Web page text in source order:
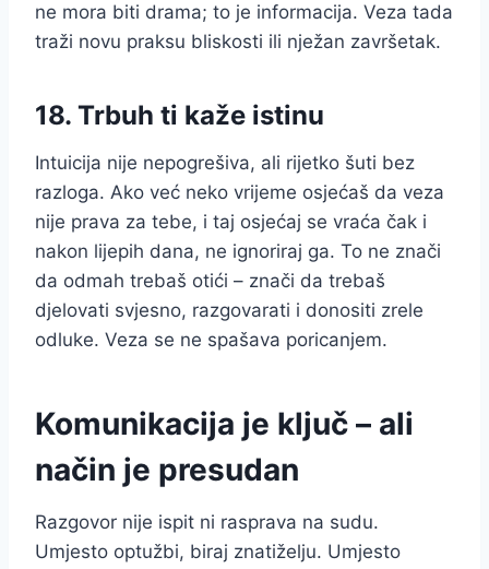
ne mora biti drama; to je informacija. Veza tada
traži novu praksu bliskosti ili nježan završetak.
18. Trbuh ti kaže istinu
Intuicija nije nepogrešiva, ali rijetko šuti bez
razloga. Ako već neko vrijeme osjećaš da veza
nije prava za tebe, i taj osjećaj se vraća čak i
nakon lijepih dana, ne ignoriraj ga. To ne znači
da odmah trebaš otići – znači da trebaš
djelovati svjesno, razgovarati i donositi zrele
odluke. Veza se ne spašava poricanjem.
Komunikacija je ključ – ali
način je presudan
Razgovor nije ispit ni rasprava na sudu.
Umjesto optužbi, biraj znatiželju. Umjesto